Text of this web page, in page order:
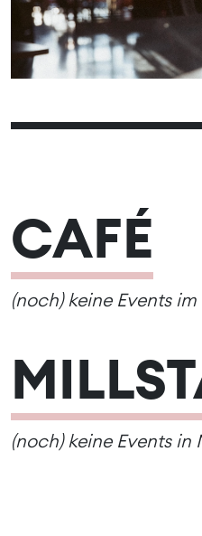
09
10 11
16
17 18
30
CAFÉ
(noch) keine Events
(noch) keine Events